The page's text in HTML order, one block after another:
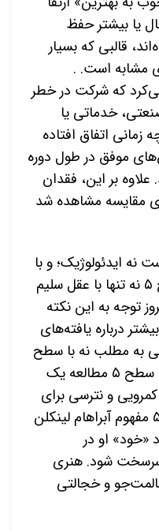
و این وضعیت را برای 15 سال یا بیشتر حفظ
قالبی که بسیار
مشابه است. .
که شرکت در خطر
خدماتی یا
زمانی اتفاق افتاده
موفق در طول دوره
رهبر سطح 5 بودند. علاوه بر این، فقدان
نه ایدئولوژیک؛ و با
۵ نه تنها با عقل سلیم
توجه به این نکته
درباره یافته‌های
به مطلب نه با سطح
سطح ۵ مطالعه یک
و نترسی برای
مفهوم آبراهام لینکلن
«خود» او در
سرسخت شود. هنری
و خجالتی